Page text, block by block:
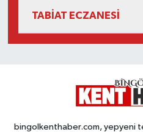
TABİAT ECZANESİ
bingolkenthaber.com, yepyeni